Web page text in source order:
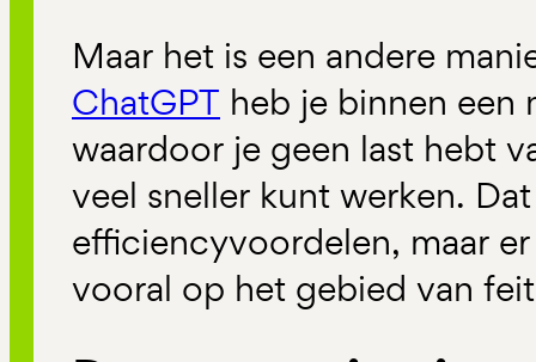
Maar het is een andere
ChatGPT heb je binnen een
waardoor je geen last hebt
veel sneller kunt werken.
efficiencyvoordelen, maar
vooral op het gebied van